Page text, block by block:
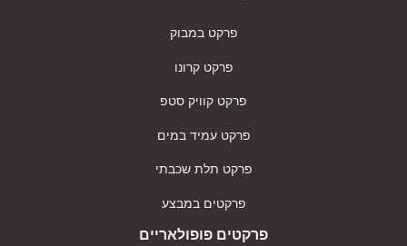
פרקט במבוק
פרקט קרונו
פרקט קוויק סטפ
פרקט עמיד במים
פרקט תלת שכבתי
פרקטים במבצע
פרקטים פופולאריים